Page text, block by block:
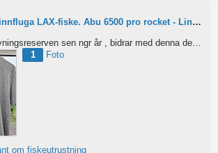
LAX-fiske. Abu 6500 pro rocket - Lina för kort?
1
Foto
om fiskeutrustning